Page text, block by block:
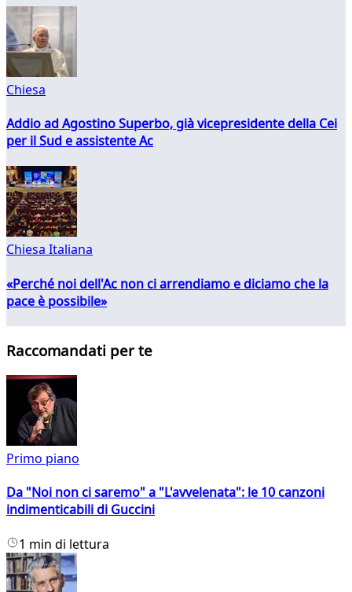
Chiesa
Addio ad Agostino Superbo, già vicepresidente della Cei
per il Sud e assistente Ac
Chiesa Italiana
«Perché noi dell'Ac non ci arrendiamo e diciamo che la
pace è possibile»
Raccomandati per te
Primo piano
Da "Noi non ci saremo" a "L'avvelenata": le 10 canzoni
indimenticabili di Guccini
1 min di lettura